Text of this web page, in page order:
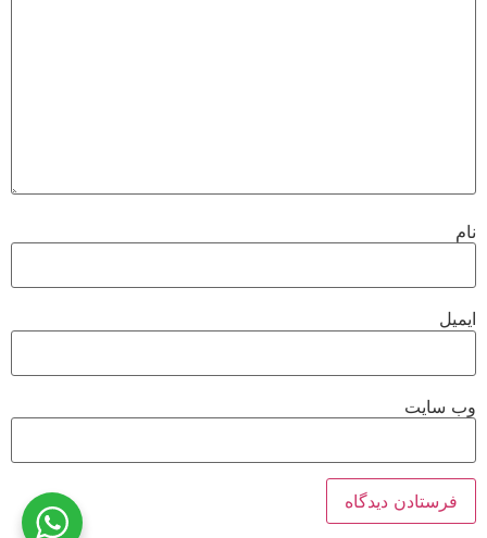
نام
ایمیل
وب‌ سایت